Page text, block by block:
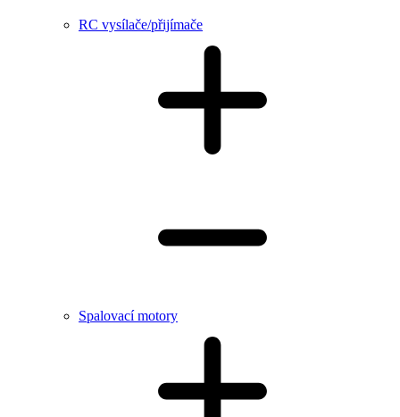
RC vysílače/přijímače
Spalovací motory